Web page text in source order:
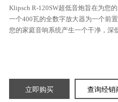
Klipsch R-120SW超低音炮旨在为您
一个400瓦的全数字放大器为一个前
您的家庭音响系统产生一个干净，深
立即购买 查询经销